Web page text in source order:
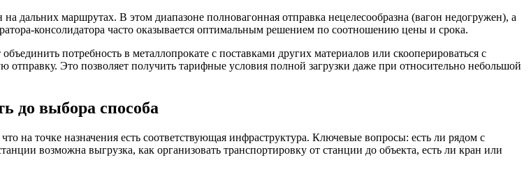
дальних маршрутах. В этом диапазоне полновагонная отправка нецелесообразна (вагон недогружен), а
консолидатора часто оказывается оптимальным решением по соотношению цены и срока.
потребность в металлопрокате с поставками других материалов или скооперироваться с
Это позволяет получить тарифные условия полной загрузки даже при относительно небольшой
до выбора способа
на точке назначения есть соответствующая инфраструктура. Ключевые вопросы: есть ли рядом с
возможна выгрузка, как организовать транспортировку от станции до объекта, есть ли кран или